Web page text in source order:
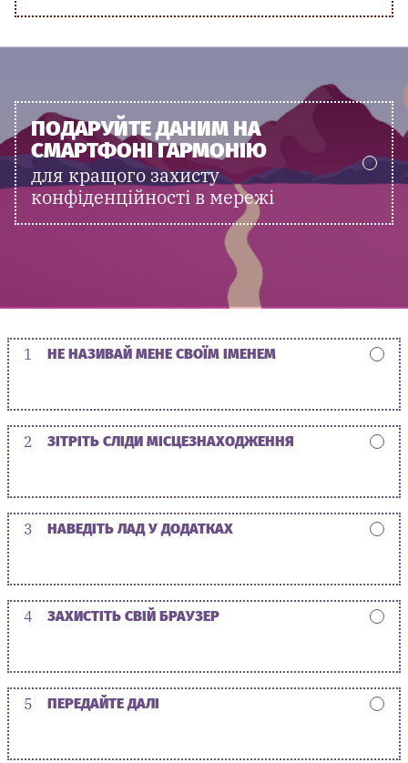
ПОДАРУЙТЕ ДАНИМ НА
СМАРТФОНІ ГАРМОНІЮ
для кращого захисту
конфіденційності в мережі
1 НЕ НАЗИВАЙ МЕНЕ СВОЇМ ІМЕНЕМ
2 ЗІТРІТЬ СЛІДИ МІСЦЕЗНАХОДЖЕННЯ
3 НАВЕДІТЬ ЛАД У ДОДАТКАХ
4 ЗАХИСТІТЬ СВІЙ БРАУЗЕР
5 ПЕРЕДАЙТЕ ДАЛІ